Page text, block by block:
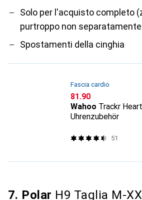
Solo per l'acquisto completo
purtroppo non
Spostamenti della cinghia
Fascia cardio
CHF
81.90
Wahoo Trackr
Uhrenzubehör
51
7. Polar H9 Taglia M-